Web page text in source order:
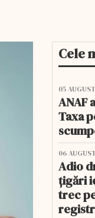
Cele
05
ANAF
Taxa
06
Adio
țigări
trec